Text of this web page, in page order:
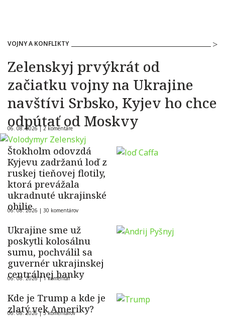
VOJNY A KONFLIKTY
Zelenskyj prvýkrát od
začiatku vojny na Ukrajine
navštívi Srbsko, Kyjev ho chce
odpútať od Moskvy
06. 08. 2026 | 2 komentáre
Štokholm odovzdá
Kyjevu zadržanú loď z
ruskej tieňovej flotily,
ktorá prevážala
ukradnuté ukrajinské
obilie
06. 08. 2026 | 30 komentárov
Ukrajine sme už
poskytli kolosálnu
sumu, pochválil sa
guvernér ukrajinskej
centrálnej banky
06. 08. 2026 |1 komentár
Kde je Trump a kde je
zlatý vek Ameriky?
06. 08. 2026 |5 komentárov